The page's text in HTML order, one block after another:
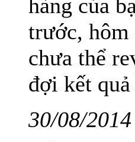
hàng của
trước, hôm
chưa thể
đợi kết
30/08/